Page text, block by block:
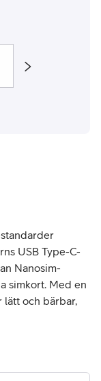
USB Type-C-
Nanosim-
simkort. Med en
lätt och bärbar,